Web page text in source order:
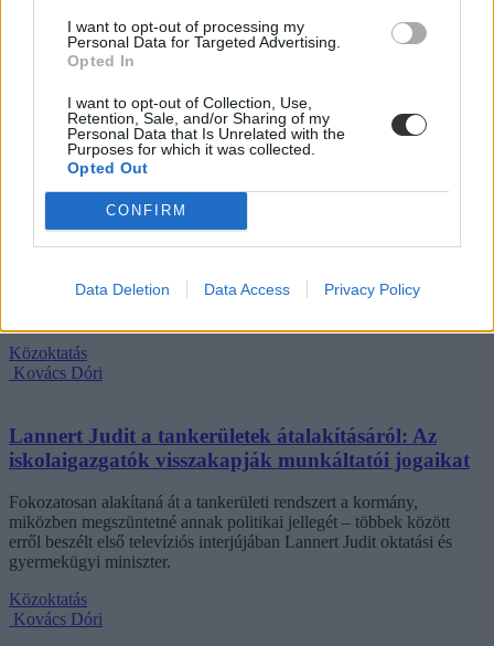
I want to opt-out of processing my
Personal Data for Targeted Advertising.
Opted In
I want to opt-out of Collection, Use,
Retention, Sale, and/or Sharing of my
Personal Data that Is Unrelated with the
Purposes for which it was collected.
Opted Out
CONFIRM
Data Deletion Data Access Privacy Policy
számolt be tapasztalatairól az Eduline-nak egy egyetemista. Példája
azonban korántsem egyedi: több levelezős hallgató számolt be
hasonló nehézségekről.
Campus life
Kovács Dóri
Eltörölnék a 45 perces iskola-előkészítőt, újra az
óvodák dönthetnének az iskolaérettségről
Megszűnhet a 45 perces iskola-előkészítő foglalkozás, újra az
Oktatási és Gyermekügyi Minisztériumnak a Magyar
Közoktatás
Kovács Dóri
Lannert Judit a tankerületek átalakításáról: Az
iskolaigazgatók visszakapják munkáltatói jogaikat
Fokozatosan alakítaná át a tankerületi rendszert a kormány,
miközben megszüntetné annak politikai jellegét – többek között
erről beszélt első televíziós interjújában Lannert Judit oktatási és
gyermekügyi miniszter.
Közoktatás
Kovács Dóri